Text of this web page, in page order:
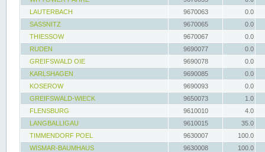
LAUTERBACH
9670063
0.0
SASSNITZ
9670065
0.0
THIESSOW
9670067
0.0
RUDEN
9690077
0.0
GREIFSWALD OIE
9690078
0.0
KARLSHAGEN
9690085
0.0
KOSEROW
9690093
0.0
GREIFSWALD-WIECK
9650073
1.0
FLENSBURG
9610010
4.0
LANGBALLIGAU
9610015
35.0
TIMMENDORF POEL
9630007
100.0
WISMAR-BAUMHAUS
9630008
100.0